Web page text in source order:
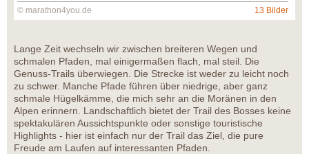
© marathon4you.de 13 Bilder
Lange Zeit wechseln wir zwischen breiteren Wegen und
schmalen Pfaden, mal einigermaßen flach, mal steil. Die
Genuss-Trails überwiegen. Die Strecke ist weder zu leicht noch
zu schwer. Manche Pfade führen über niedrige, aber ganz
schmale Hügelkämme, die mich sehr an die Moränen in den
Alpen erinnern. Landschaftlich bietet der Trail des Bosses keine
spektakulären Aussichtspunkte oder sonstige touristische
Highlights - hier ist einfach nur der Trail das Ziel, die pure
Freude am Laufen auf interessanten Pfaden.